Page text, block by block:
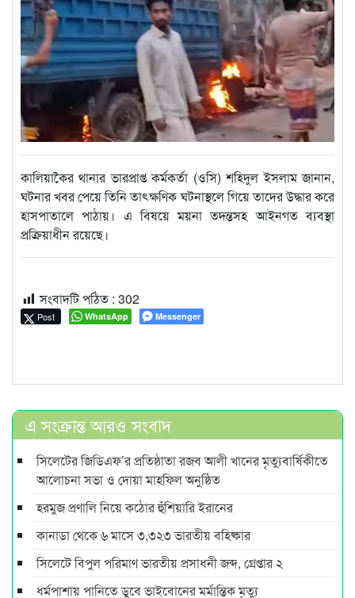
কালিয়াকৈর থানার ভারপ্রাপ্ত কর্মকর্তা (ওসি) শহিদুল ইসলাম জানান,
ঘটনার খবর পেয়ে তিনি তাৎক্ষণিক ঘটনাস্থলে গিয়ে তাদের উদ্ধার করে
হাসপাতালে পাঠায়। এ বিষয়ে ময়না তদন্তসহ আইনগত ব্যবস্থা
প্রক্রিয়াধীন রয়েছে।
সংবাদটি পঠিত : 302
Post WhatsApp Messenger
এ সংক্রান্ত আরও সংবাদ
সিলেটের জিডিএফ’র প্রতিষ্ঠাতা রজব আলী খানের মৃত্যুবার্ষিকীতে
আলোচনা সভা ও দোয়া মাহফিল অনুষ্ঠিত
হরমুজ প্রণালি নিয়ে কঠোর হুঁশিয়ারি ইরানের
কানাডা থেকে ৬ মাসে ৩,৩২৩ ভারতীয় বহিষ্কার
সিলেটে বিপুল পরিমাণ ভারতীয় প্রসাধনী জব্দ, গ্রেপ্তার ২
ধর্মপাশায় পানিতে ডুবে ভাইবোনের মর্মান্তিক মৃত্যু